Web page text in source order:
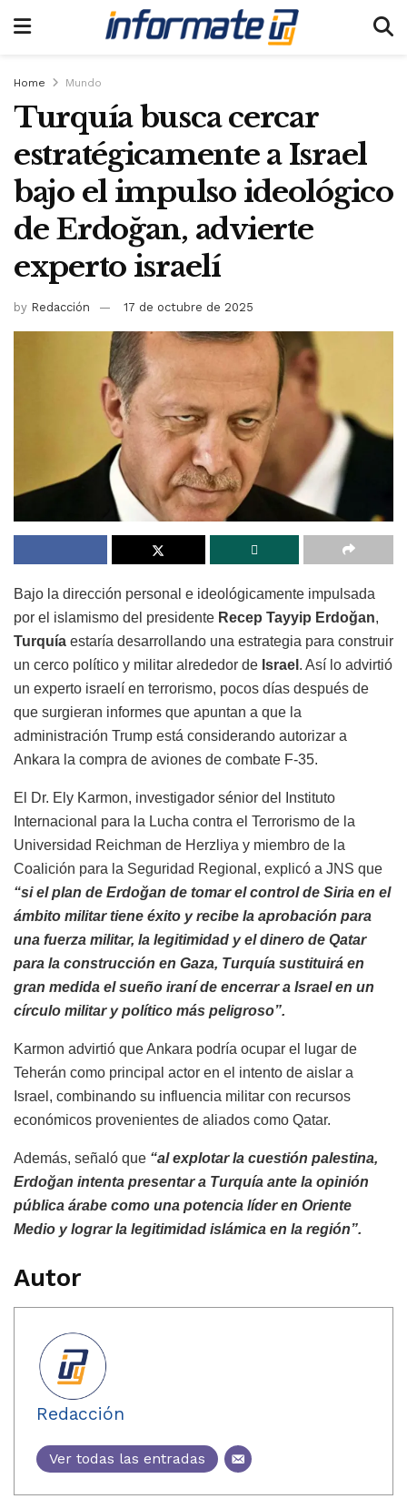
Home Mundo
Turquía busca cercar
estratégicamente a Israel
bajo el impulso ideológico
de Erdoğan, advierte
experto israelí
by Redacción 17 de octubre de 2025
Bajo la dirección personal e ideológicamente impulsada
por el islamismo del presidente Recep Tayyip Erdoğan,
Turquía estaría desarrollando una estrategia para construir
un cerco político y militar alrededor de Israel . Así lo advirtió
un experto israelí en terrorismo, pocos días después de
que surgieran informes que apuntan a que la
administración Trump está considerando autorizar a
Ankara la compra de aviones de combate F-35.
El Dr. Ely Karmon, investigador sénior del Instituto
Internacional para la Lucha contra el Terrorismo de la
Universidad Reichman de Herzliya y miembro de la
Coalición para la Seguridad Regional, explicó a JNS que
“si el plan de Erdoğan de tomar el control de Siria en el
ámbito militar tiene éxito y recibe la aprobación para
una fuerza militar, la legitimidad y el dinero de Qatar
para la construcción en Gaza, Turquía sustituirá en
gran medida el sueño iraní de encerrar a Israel en un
círculo militar y político más peligroso”.
Karmon advirtió que Ankara podría ocupar el lugar de
Teherán como principal actor en el intento de aislar a
Israel, combinando su influencia militar con recursos
económicos provenientes de aliados como Qatar.
Además, señaló que “al explotar la cuestión palestina,
Erdoğan intenta presentar a Turquía ante la opinión
pública árabe como una potencia líder en Oriente
Medio y lograr la legitimidad islámica en la región”.
Autor
Redacción
Ver todas las entradas